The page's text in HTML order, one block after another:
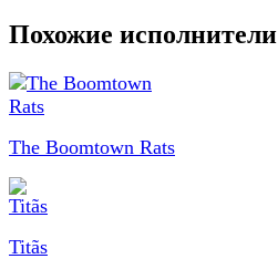
Похожие исполнители
The Boomtown Rats
Titãs